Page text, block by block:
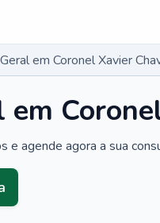
em Coronel Xavier
em
e agende agora a sua